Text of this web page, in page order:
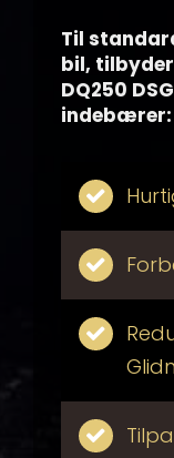
Til
bil, tilbyder
DQ250
indebærer: